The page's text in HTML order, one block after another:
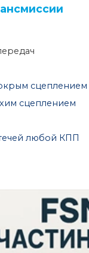
сцеплением
сцеплением
любой КПП